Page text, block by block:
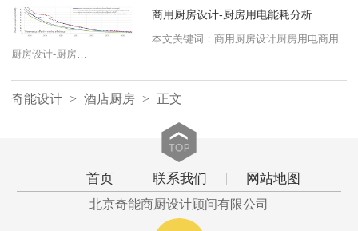
商用厨房设计-厨房用电能耗分析
本文关键词：商用厨房设计厨房用电商用
厨房设计-厨房…
奇能设计 > 酒店厨房 > 正文
首页 联系我们 网站地图
北京奇能商厨设计顾问有限公司